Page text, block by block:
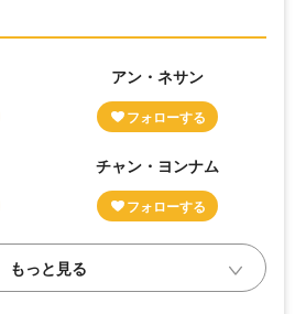
アン・ネサン
チャン・ヨンナム